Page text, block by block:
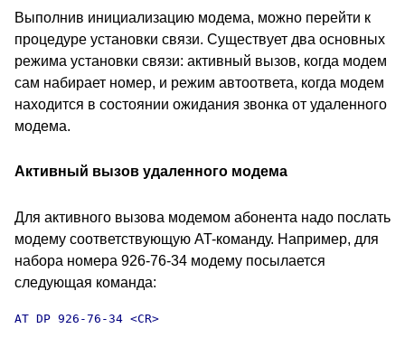
Выполнив инициализацию модема, можно перейти к
процедуре установки связи. Существует два основных
режима установки связи: активный вызов, когда модем
сам набирает номер, и режим автоответа, когда модем
находится в состоянии ожидания звонка от удаленного
модема.
Активный вызов удаленного модема
Для активного вызова модемом абонента надо послать
модему соответствующую AT-команду. Например, для
набора номера 926-76-34 модему посылается
следующая команда:
AT DP 926-76-34 <CR>